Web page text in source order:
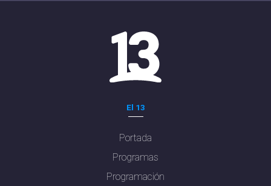
El 13
Portada
Programas
Programación